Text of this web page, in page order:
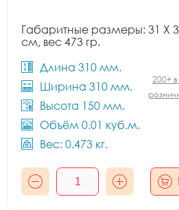
Габаритные размеры: 31 X
см, вес 473 гр.
Длина 310 мм.
Ширина 310 мм.
Высота 150 мм.
Объём 0.01 куб.м.
Вес: 0.473 кг.
200+